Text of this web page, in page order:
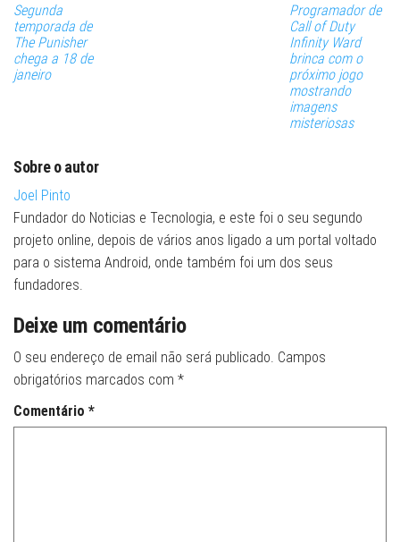
Segunda
temporada de
The Punisher
chega a 18 de
janeiro
Programador de
Call of Duty
Infinity Ward
brinca com o
próximo jogo
mostrando
imagens
misteriosas
Sobre o autor
Joel Pinto
Fundador do Noticias e Tecnologia, e este foi o seu segundo
projeto online, depois de vários anos ligado a um portal voltado
para o sistema Android, onde também foi um dos seus
fundadores.
Deixe um comentário
O seu endereço de email não será publicado. Campos
obrigatórios marcados com *
Comentário *